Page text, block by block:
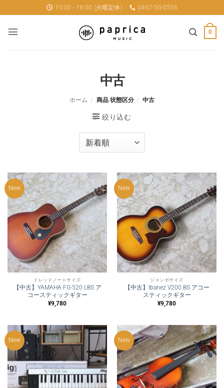
to
content
10:00 - 19:00 (火曜定休) 0467-50-0556
0
中古
ホーム / 商品 状態区分 / 中古
絞り込む
New
ドレッドノートサイズ
【中古】YAMAHA FG-520 LBS ア
コースティックギター
¥9,780
New
ジャンボサイズ
【中古】Ibanez V200 BS アコー
スティックギター
¥9,780
New New